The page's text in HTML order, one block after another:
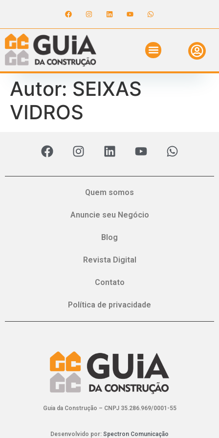
Autor: SEIXAS
VIDROS
Quem somos
Anuncie seu Negócio
Blog
Revista Digital
Contato
Política de privacidade
Guia da Construção – CNPJ 35.286.969/0001-55
Desenvolvido por: Spectron Comunicação